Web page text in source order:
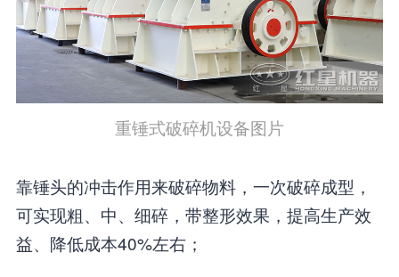
重锤式破碎机设备图片
靠锤头的冲击作用来破碎物料，一次破碎成型，
可实现粗、中、细碎，带整形效果，提高生产效
益、降低成本40%左右；